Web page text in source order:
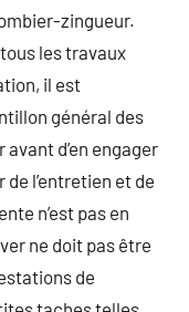
zingueur.
les travaux
il est
général des
d’en engager
de l’entretien et de
n’est pas en
ne doit pas être
de